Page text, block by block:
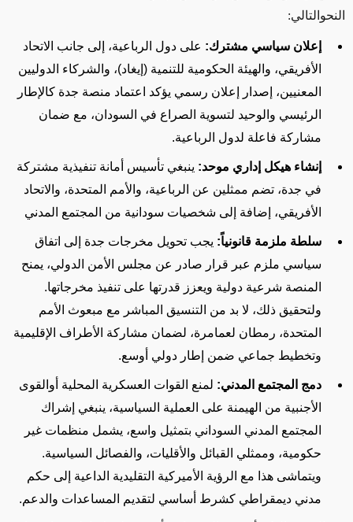
النحوالتالي:
إعلان سياسي مشترك: على دول الرباعية، إلى جانب الاتحاد
الأفريقي، والهيئة الحكومية للتنمية (إيغاد)، والشركاء الدوليين
المعنيين، إصدار إعلان رسمي يؤكد اعتماد منصة جدة كالإطار
الرئيسي والوحيد لتسوية الصراع في السودان، مع ضمان
مشاركة فاعلة لدول الرباعية.
إنشاء هيكل إداري موحد: ينبغي تأسيس أمانة تنفيذية مشتركة
في جدة، تضم ممثلين عن الرباعية، والأمم المتحدة، والاتحاد
الأفريقي، إضافة إلى شخصيات سودانية من المجتمع المدني
سلطة ملزمة قانونياً: يجب تحويل مخرجات جدة إلى اتفاق
سياسي ملزم عبر قرار صادر عن مجلس الأمن الدولي، يمنح
المنصة شرعية دولية ويعزز قدرتها على تنفيذ مخرجاتها.
ولتحقيق ذلك، لا بد من التنسيق المباشر مع مبعوث الأمم
المتحدة، رمطان لعمامرة، لضمان مشاركة الأطراف الإقليمية
وتخطيط جماعي ضمن إطار دولي أوسع.
دمج المجتمع المدني: لمنع القوات العسكرية المحلية أوالقوى
الأجنبية من الهيمنة على العملية السياسية، ينبغي إشراك
المجتمع المدني السوداني بتمثيل واسع، يشمل منظمات غير
حكومية، وممثلي القبائل والأقليات، والفصائل السياسية.
ويتماشى هذا مع الرؤية الأميركية التقليدية الداعية إلى حكم
مدني ديمقراطي كشرط أساسي لتقديم المساعدات والدعم.